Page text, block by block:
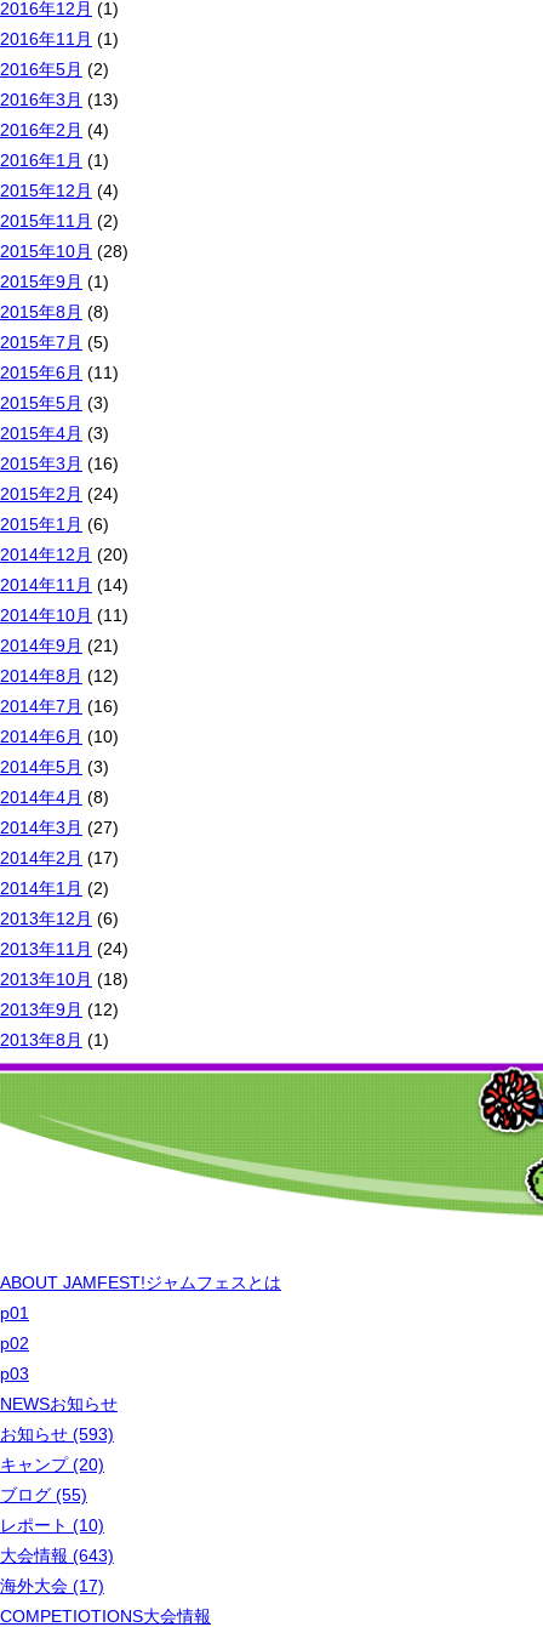
2016年12月 (1)
2016年11月 (1)
2016年5月 (2)
2016年3月 (13)
2016年2月 (4)
2016年1月 (1)
2015年12月 (4)
2015年11月 (2)
2015年10月 (28)
2015年9月 (1)
2015年8月 (8)
2015年7月 (5)
2015年6月 (11)
2015年5月 (3)
2015年4月 (3)
2015年3月 (16)
2015年2月 (24)
2015年1月 (6)
2014年12月 (20)
2014年11月 (14)
2014年10月 (11)
2014年9月 (21)
2014年8月 (12)
2014年7月 (16)
2014年6月 (10)
2014年5月 (3)
2014年4月 (8)
2014年3月 (27)
2014年2月 (17)
2014年1月 (2)
2013年12月 (6)
2013年11月 (24)
2013年10月 (18)
2013年9月 (12)
2013年8月 (1)
ABOUT JAMFEST!ジャムフェスとは
p01
p02
p03
NEWSお知らせ
お知らせ (593)
キャンプ (20)
ブログ (55)
レポート (10)
大会情報 (643)
海外大会 (17)
COMPETIOTIONS大会情報